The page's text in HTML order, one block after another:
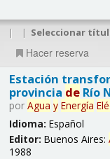
| | Seleccionar
Hacer reserva
Estación
provincia deRío
por Agua y Energía
Idioma: Español
Editor: Buenos Aires:
1988